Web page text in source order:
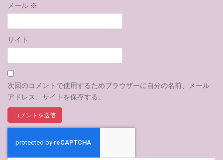
メール ※
サイト
次回のコメントで使用するためブラウザーに自分の名前、メール
アドレス、サイトを保存する。